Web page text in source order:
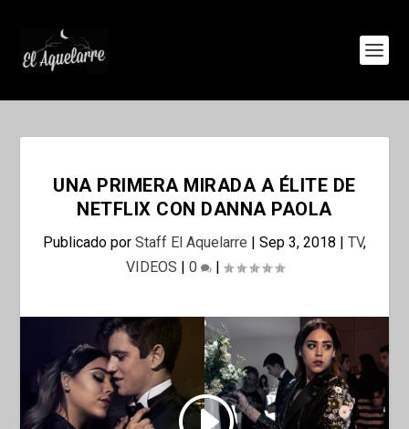
UNA PRIMERA MIRADA A ÉLITE DE
NETFLIX CON DANNA PAOLA
Publicado por Staff El Aquelarre | Sep 3, 2018 | TV,
VIDEOS | 0 |